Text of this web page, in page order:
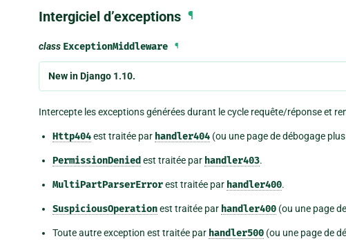
Intergiciel d’exceptions ¶
class ExceptionMiddleware ¶
New in Django 1.10.
Intercepte les exceptions générées durant le cycle requête/réponse et
Http404est traitée par handler404 (ou une page de débogage
PermissionDenied est traitée par handler403.
MultiPartParserErrorest traitée par handler400.
SuspiciousOperationest traitée par handler400 (ou une page
Toute autre exception est traitée par handler500 (ou une page de